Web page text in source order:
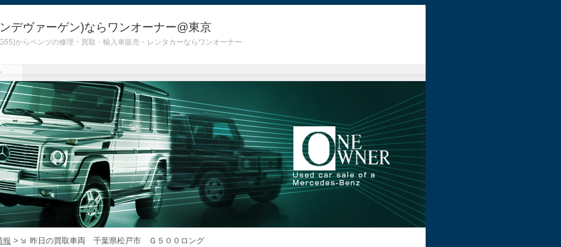
デヴァーゲン)ならワンオーナー@東京
からベンツの修理・買取・輸入車販売・レンタカーならワンオーナー
報 > 昨日の買取車両 千葉県松戸市 Ｇ５００ロング